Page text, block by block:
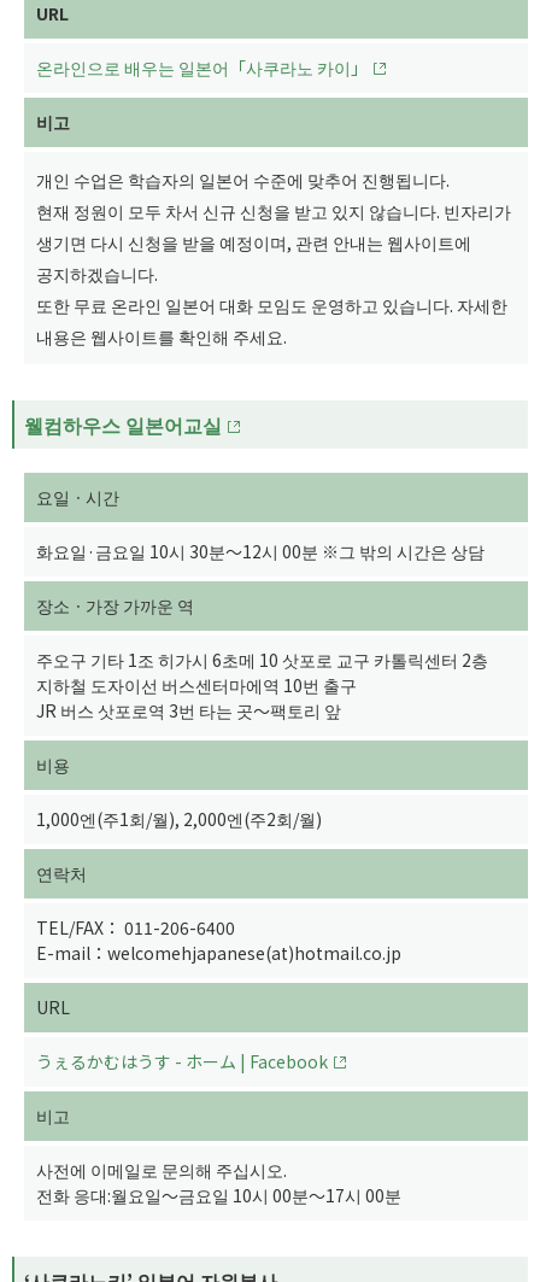
URL
온라인으로 배우는 일본어「사쿠라노 카이」
비고
개인 수업은 학습자의 일본어 수준에 맞추어 진행됩니다.
현재 정원이 모두 차서 신규 신청을 받고 있지 않습니다. 빈자리가
생기면 다시 신청을 받을 예정이며, 관련 안내는 웹사이트에
공지하겠습니다.
또한 무료 온라인 일본어 대화 모임도 운영하고 있습니다. 자세한
내용은 웹사이트를 확인해 주세요.
웰컴하우스 일본어교실
요일ㆍ시간
화요일·금요일 10시 30분～12시 00분 ※그 밖의 시간은 상담
장소ㆍ가장 가까운 역
주오구 기타 1조 히가시 6초메 10 삿포로 교구 카톨릭센터 2층
지하철 도자이선 버스센터마에역 10번 출구
JR 버스 삿포로역 3번 타는 곳～팩토리 앞
비용
1,000엔(주1회/월), 2,000엔(주2회/월)
연락처
TEL/FAX： 011-206-6400
E-mail：welcomehjapanese(at)hotmail.co.jp
URL
うぇるかむはうす - ホーム | Facebook
비고
사전에 이메일로 문의해 주십시오.
전화 응대:월요일～금요일 10시 00분～17시 00분